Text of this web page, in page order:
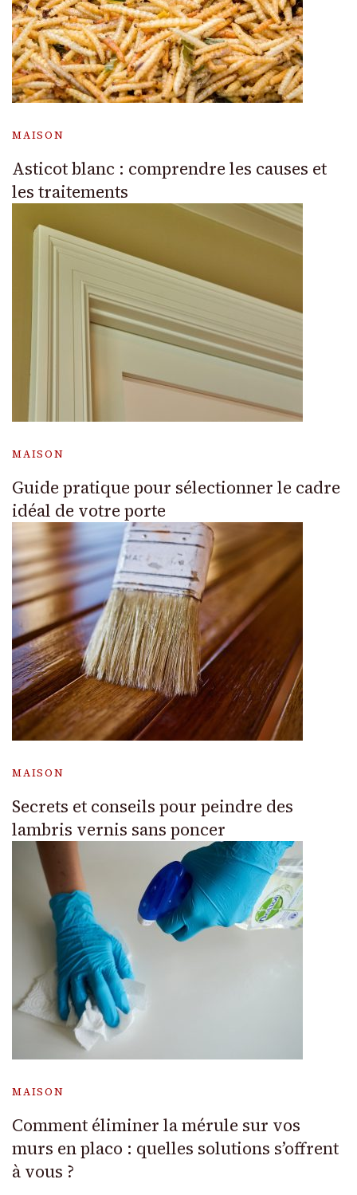
MAISON
Asticot blanc : comprendre les causes et
les traitements
MAISON
Guide pratique pour sélectionner le cadre
idéal de votre porte
MAISON
Secrets et conseils pour peindre des
lambris vernis sans poncer
MAISON
Comment éliminer la mérule sur vos
murs en placo : quelles solutions s’offrent
à vous ?